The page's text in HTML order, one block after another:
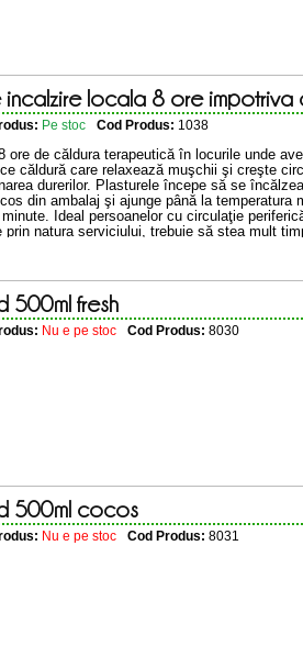
incalzire locala 8 ore impotriva
Pe stoc Cod Produs: 1038
ore de căldura terapeutică în locurile unde
căldură care relaxează muşchii şi creşte
durerilor. Plasturele începe să se
din ambalaj şi ajunge până la temperatura
Ideal persoanelor cu circulaţie
prin natura serviciului, trebuie să stea mult
500ml fresh
Nu e pe stoc Cod Produs: 8030
500ml cocos
Nu e pe stoc Cod Produs: 8031